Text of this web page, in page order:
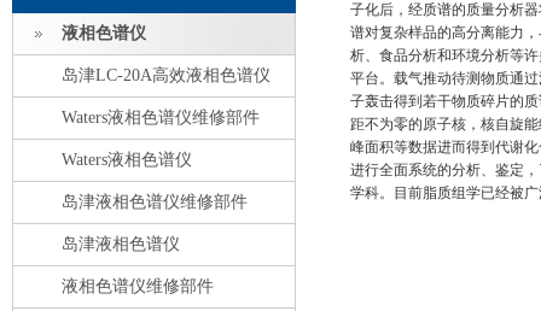
液相色谱仪
岛津LC-20A高效液相色谱仪
Waters液相色谱仪维修部件
Waters液相色谱仪
岛津液相色谱仪维修部件
岛津液相色谱仪
液相色谱仪维修部件
子化后，经质谱的质量分析
谱对复杂样品的高分离能力
析、食品分析和环境分析等
平台。载气推动待测物质通
子轰击得到若干物质碎片的
距不为零的原子核，核自旋
峰面积等数据进而得到代谢
进行全面系统的分析、鉴定
学科。目前脂质组学已经被